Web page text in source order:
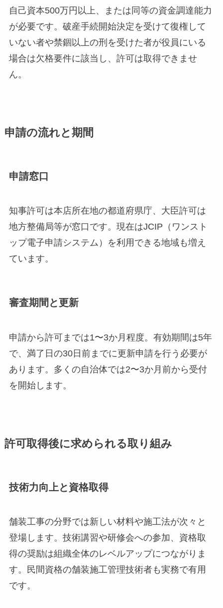
自己資本500万円以上、または同等の資金調達能力
が必要です。破産手続開始決定を受けて復権して
いない者や禁錮以上の刑を受けた者が役員にいる
場合は欠格要件に該当し、許可は取得できませ
ん。
申請の流れと期間
申請窓口
知事許可は本店所在地の都道府県庁、大臣許可は
地方整備局等が窓口です。現在はJCIP（ワンスト
ップ電子申請システム）を利用できる地域も増え
ています。
審査期間と更新
申請から許可までは1〜3か月程度。有効期間は5年
で、満了日の30日前までに更新申請を行う必要が
あります。多くの自治体では2〜3か月前から受付
を開始します。
許可取得後に求められる取り組み
技術力向上と資格取得
舗装工事の分野では新しい材料や施工法が次々と
登場します。技術講習や研修会への参加、資格取
得の奨励は組織全体のレベルアップにつながりま
す。民間資格の舗装施工管理技術者も実務で有用
です。